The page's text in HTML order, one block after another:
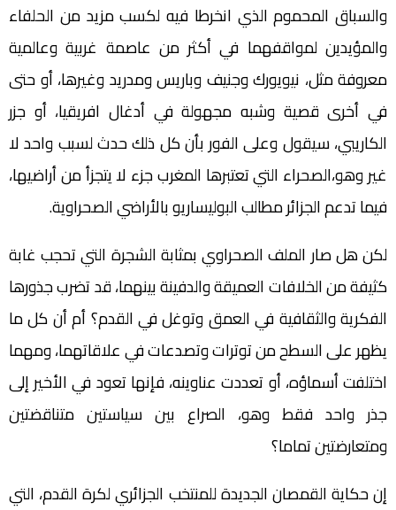
والسباق المحموم الذي انخرطا فيه لكسب مزيد من الحلفاء
والمؤيدين لمواقفهما في أكثر من عاصمة غربية وعالمية
معروفة مثل، نيويورك وجنيف وباريس ومدريد وغيرها، أو حتى
في أخرى قصية وشبه مجهولة في أدغال افريقيا، أو جزر
الكاريبي، سيقول وعلى الفور بأن كل ذلك حدث لسبب واحد لا
غير وهو،الصحراء التي تعتبرها المغرب جزء لا يتجزأ من أراضيها،
فيما تدعم الجزائر مطالب البوليساريو بالأراضي الصحراوية.
لكن هل صار الملف الصحراوي بمثابة الشجرة التي تحجب غابة
كثيفة من الخلافات العميقة والدفينة بينهما، قد تضرب جذورها
الفكرية والثقافية في العمق وتوغل في القدم؟ أم أن كل ما
يظهر على السطح من توترات وتصدعات في علاقاتهما، ومهما
اختلفت أسماؤه، أو تعددت عناوينه، فإنها تعود في الأخير إلى
جذر واحد فقط وهو، الصراع بين سياستين متناقضتين
ومتعارضتين تماما؟
إن حكاية القمصان الجديدة للمنتخب الجزائري لكرة القدم، التي